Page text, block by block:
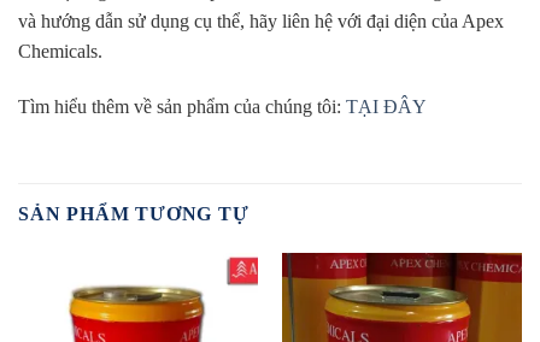
và hướng dẫn sử dụng cụ thể, hãy liên hệ với đại diện của Apex
Chemicals.
Tìm hiểu thêm về sản phẩm của chúng tôi: TẠI ĐÂY
SẢN PHẨM TƯƠNG TỰ